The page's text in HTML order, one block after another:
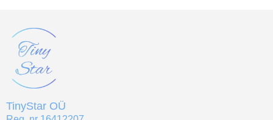
TinyStar OÜ